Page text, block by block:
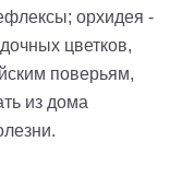
орхидея -
цветков,
поверьям,
из дома